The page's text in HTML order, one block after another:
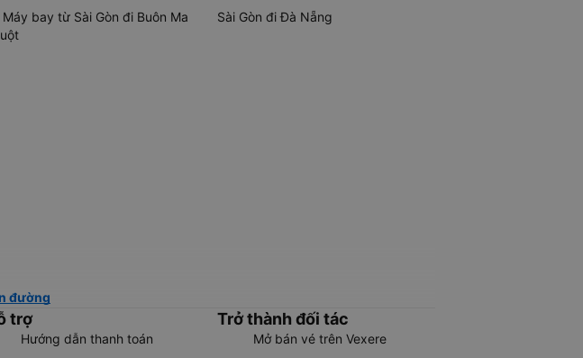
Máy bay từ Sài Gòn đi Buôn Ma
Sài Gòn đi Đà Nẵng
đường
trợ
Hướng dẫn thanh toán
Trở thành đối tác
Mở bán vé trên Vexere